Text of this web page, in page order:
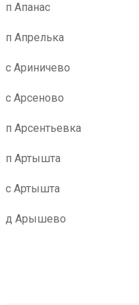
п Апанас
п Апрелька
с Ариничево
с Арсеново
п Арсентьевка
п Артышта
с Артышта
д Арышево